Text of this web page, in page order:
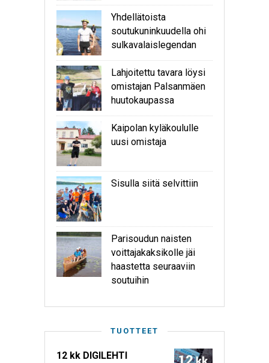
Yhdellätoista
soutukuninkuudella ohi
sulkavalaislegendan
Lahjoitettu tavara löysi
omistajan Palsanmäen
huutokaupassa
Kaipolan kyläkoululle
uusi omistaja
Sisulla siitä selvittiin
Parisoudun naisten
voittajakaksikolle jäi
haastetta seuraaviin
soutuihin
TUOTTEET
12 kk DIGILEHTI